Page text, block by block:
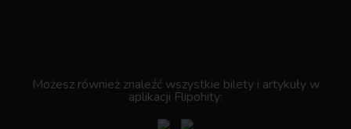
Możesz również znaleźć wszystkie bilety i artykuły w
aplikacji Flipohity: